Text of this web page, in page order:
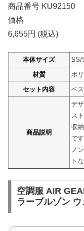
商品番号 KU92150
価格
6,655円 (税込)
本体サイズ
SS/
材質
ポ
セット内容
ベ
商品説明
デ
ス
収
です
ノ
ト
空調服 AIR
ラーブルゾン